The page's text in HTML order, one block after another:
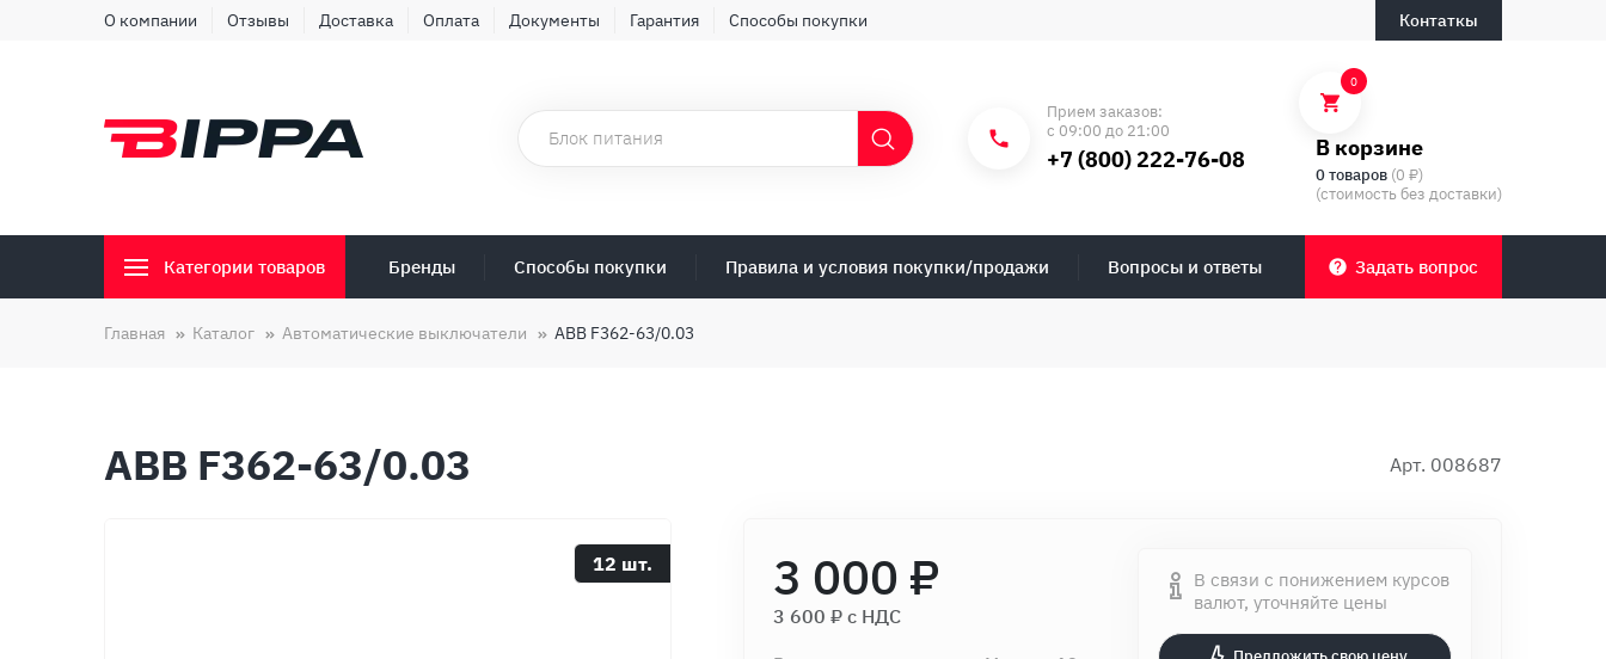
О компании Отзывы Доставка Оплата Документы Гарантия Способы покупки Контаткы
Прием заказов:
с 09:00 до 21:00
+7 (800) 222-76-08
0
В корзине
0 товаров (0 ₽)
(стоимость без доставки)
Категории товаров Бренды Способы покупки Правила и условия покупки/продажи Вопросы и ответы Задать вопрос
Главная Каталог Автоматические выключатели ABB F362-63/0.03
ABB F362-63/0.03 Арт. 008687
12 шт. 3 000 ₽
3 600 ₽ c НДС
В связи с понижением курсов
валют, уточняйте цены